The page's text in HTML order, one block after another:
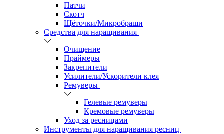
Патчи
Скотч
Щёточки/Микробраши
Средства для наращивания
Очищение
Праймеры
Закрепители
Усилители/Ускорители клея
Ремуверы
Гелевые ремуверы
Кремовые ремуверы
Уход за ресницами
Инструменты для наращивания ресниц